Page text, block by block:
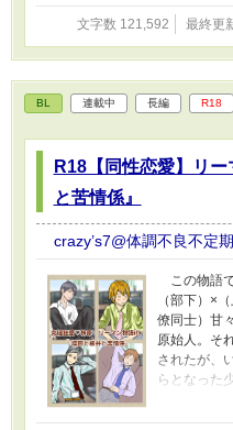
文字数 121,592 最終更
BL 連載中 長編 R18
R18【同性恋愛】リ
と苦情係』
crazy’s7@体調不良不定
この物語
（部下）×
僚同士）甘
原始人。そ
されたが、
らとなった
ーな美男美
あった。